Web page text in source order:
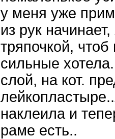
у меня уже
из рук
тряпочкой,
сильные
слой, на кот.
наклеила и
раме есть..